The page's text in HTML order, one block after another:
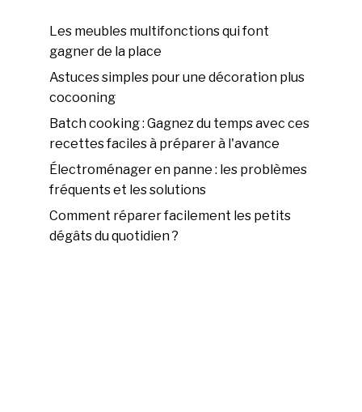
Les meubles multifonctions qui font
gagner de la place
Astuces simples pour une décoration plus
cocooning
Batch cooking : Gagnez du temps avec ces
recettes faciles à préparer à l'avance
Électroménager en panne : les problèmes
fréquents et les solutions
Comment réparer facilement les petits
dégâts du quotidien ?